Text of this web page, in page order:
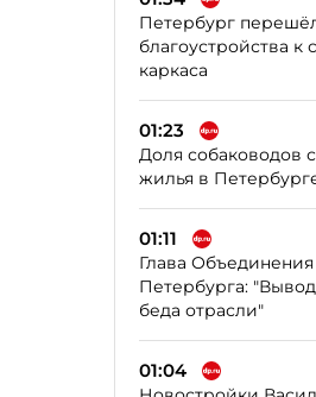
Петербург
благоустройства к
каркаса
01:23
Доля собаководов
жилья в
01:11
Глава
Петербурга:
беда отрасли"
01:04